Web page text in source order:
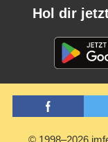
Hol dir